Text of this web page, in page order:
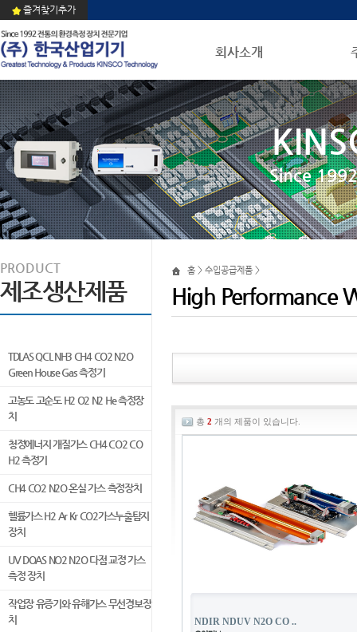
즐겨찾기추가
회사소개
Since
PRODUCT
제조생산제품
TDLAS QCL NH3 CH4 CO2 N2O
Green House Gas 측정기
고농도 고순도 H2 O2 N2 He 측정장
치
청정에너지 개질가스 CH4 CO2 CO
H2 측정기
CH4 CO2 N2O 온실 가스 측정장치
헬륨가스 H2 Ar Kr CO2가스누출탐지
장치
UV DOAS NO2 N2O 다점 교정 가스
측정 장치
작업장 유증기와 유해가스 무선경보장
치
홈 > 수입공급제품 >
High Performance
총 2 개의 제품이 있습니다.
NDIR NDUV N2O CO ..